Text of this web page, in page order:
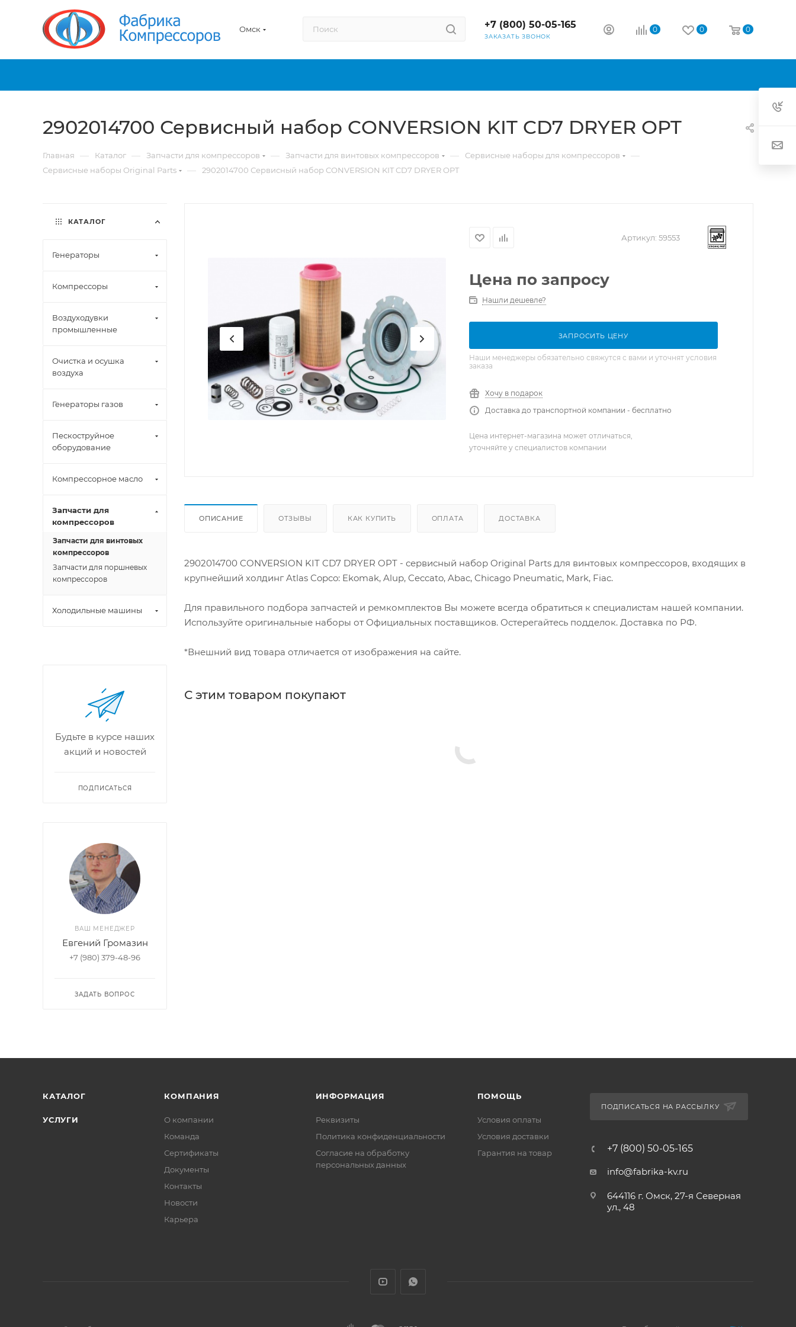
Омск +7 (800) 50-05-165
ЗАКАЗАТЬ ЗВОНОК
0 0 0
2902014700 Сервисный набор CONVERSION KIT CD7 DRYER OPT
Главная — Каталог — Запчасти для компрессоров — Запчасти для винтовых компрессоров — Сервисные наборы для компрессоров —
Сервисные наборы Original Parts — 2902014700 Сервисный набор CONVERSION KIT CD7 DRYER OPT
Артикул: 59553
Цена по запросу
Нашли дешевле?
ЗАПРОСИТЬ ЦЕНУ
Наши менеджеры обязательно свяжутся с вами и уточнят условия
заказа
Хочу в подарок
Доставка до транспортной компании - бесплатно
Цена интернет-магазина может отличаться,
уточняйте у специалистов компании
ОПИСАНИЕ ОТЗЫВЫ КАК КУПИТЬ ОПЛАТА ДОСТАВКА
2902014700 CONVERSION KIT CD7 DRYER OPT - сервисный набор Original Parts для винтовых компрессоров, входящих в
крупнейший холдинг Atlas Copco: Ekomak, Alup, Ceccato, Abac, Chicago Pneumatic, Mark, Fiac.
Для правильного подбора запчастей и ремкомплектов Вы можете всегда обратиться к специалистам нашей компании.
Используйте оригинальные наборы от Официальных поставщиков. Остерегайтесь подделок. Доставка по РФ.
*Внешний вид товара отличается от изображения на сайте.
С этим товаром покупают
КАТАЛОГ
Генераторы
Компрессоры
Воздуходувки
промышленные
Очистка и осушка
воздуха
Генераторы газов
Пескоструйное
оборудование
Компрессорное масло
Запчасти для
компрессоров
Запчасти для винтовых
компрессоров
Запчасти для поршневых
компрессоров
Холодильные машины
Будьте в курсе наших
акций и новостей
ПОДПИСАТЬСЯ
ВАШ МЕНЕДЖЕР
Евгений Громазин
+7 (980) 379-48-96
ЗАДАТЬ ВОПРОС
КАТАЛОГ
УСЛУГИ
КОМПАНИЯ
О компании
Команда
Сертификаты
Документы
Контакты
Новости
Карьера
ИНФОРМАЦИЯ
Реквизиты
Политика конфиденциальности
Cогласие на обработку
персональных данных
ПОМОЩЬ
Условия оплаты
Условия доставки
Гарантия на товар
ПОДПИСАТЬСЯ НА РАССЫЛКУ
+7 (800) 50-05-165
info@fabrika-kv.ru
644116 г. Омск, 27-я Северная
ул., 48